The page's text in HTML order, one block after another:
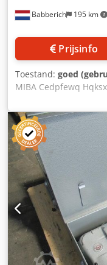
Babberich 195 km
Prijsinfo
Toestand: goed
MIBA Cedpfewq
SIEMENS 840D
Er zijn (nog) geen
Afmetingen (geschat)
mm Gewicht 0 kg Let
naar beste weten en
mogelijk, verkregen
te goeder trouw
worden
geen representatie of
aan alle belangrijke